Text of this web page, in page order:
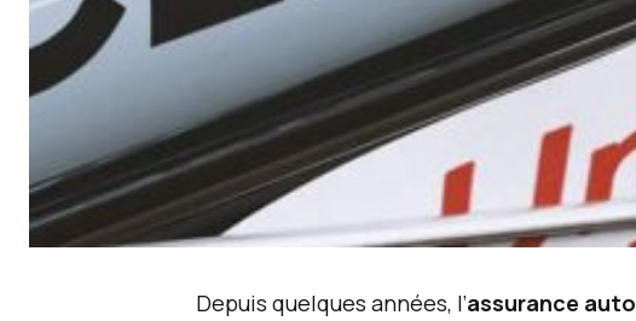
Depuis quelques années, l’assurance auto